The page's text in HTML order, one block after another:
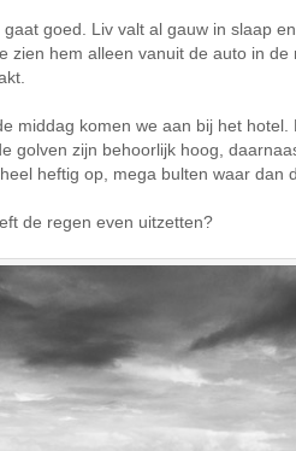
goed. Liv valt al gauw in slaap
zien hem alleen vanuit de auto in
middag komen we aan bij het
golven zijn behoorlijk hoog,
heftig op, mega bulten waar dan
de regen even uitzetten?